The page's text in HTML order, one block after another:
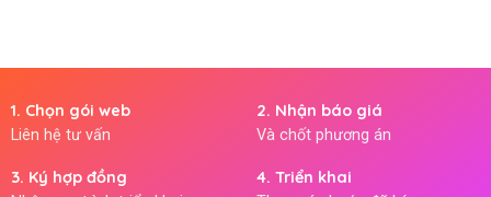
1. Chọn gói web
Liên hệ tư vấn
2. Nhận báo giá
Và chốt phương án
3. Ký hợp đồng 4. Triển khai